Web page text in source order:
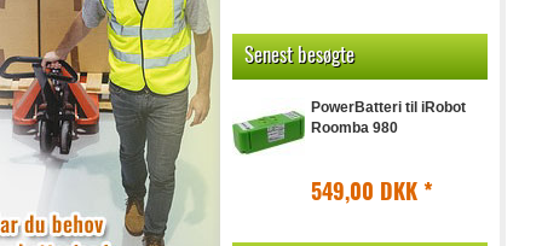
Senest besøgte
PowerBatteri til iRobot
Roomba 980
549,00 DKK*